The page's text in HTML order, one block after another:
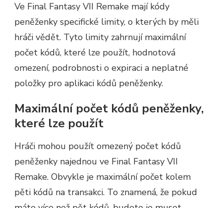
Ve Final Fantasy VII Remake mají kódy
peněženky specifické limity, o kterých by měli
hráči vědět. Tyto limity zahrnují maximální
počet kódů, které lze použít, hodnotová
omezení, podrobnosti o expiraci a neplatné
položky pro aplikaci kódů peněženky.
Maximální počet kódů peněženky,
které lze použít
Hráči mohou použít omezený počet kódů
peněženky najednou ve Final Fantasy VII
Remake. Obvykle je maximální počet kolem
pěti kódů na transakci. To znamená, že pokud